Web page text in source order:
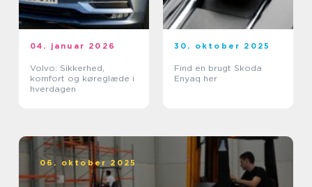
04. januar 2026
Volvo: Sikkerhed,
komfort og køreglæde i
hverdagen
30. oktober 2025
Find en brugt Skoda
Enyaq her
06. oktober 2025